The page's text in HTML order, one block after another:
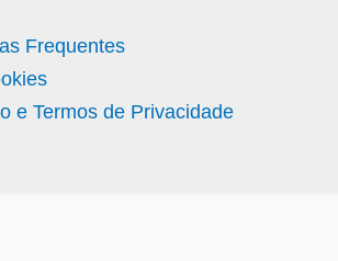
Frequentes
e Termos de Privacidade